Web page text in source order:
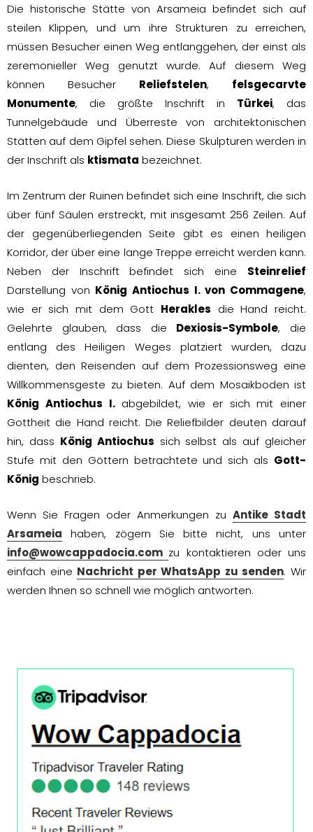
Die historische Stätte von Arsameia befindet sich auf
steilen Klippen, und um ihre Strukturen zu erreichen,
müssen Besucher einen Weg entlanggehen, der einst als
zeremonieller Weg genutzt wurde. Auf diesem Weg
können Besucher Reliefstelen, felsgecarvte
Monumente, die größte Inschrift in Türkei, das
Tunnelgebäude und Überreste von architektonischen
Stätten auf dem Gipfel sehen. Diese Skulpturen werden in
der Inschrift als ktismata bezeichnet.
Im Zentrum der Ruinen befindet sich eine Inschrift, die sich
über fünf Säulen erstreckt, mit insgesamt 256 Zeilen. Auf
der gegenüberliegenden Seite gibt es einen heiligen
Korridor, der über eine lange Treppe erreicht werden kann.
Neben der Inschrift befindet sich eine Steinrelief
Darstellung von König Antiochus I. von Commagene,
wie er sich mit dem Gott Herakles die Hand reicht.
Gelehrte glauben, dass die Dexiosis-Symbole, die
entlang des Heiligen Weges platziert wurden, dazu
dienten, den Reisenden auf dem Prozessionsweg eine
Willkommensgeste zu bieten. Auf dem Mosaikboden ist
König Antiochus I.abgebildet, wie er sich mit einer
Gottheit die Hand reicht. Die Reliefbilder deuten darauf
hin, dass König Antiochus sich selbst als auf gleicher
Stufe mit den Göttern betrachtete und sich als Gott-
König beschrieb.
Wenn Sie Fragen oder Anmerkungen zu Antike Stadt
Arsameia haben, zögern Sie bitte nicht, uns unter
info@wowcappadocia.com zu kontaktieren oder uns
einfach eine Nachricht per WhatsApp zu senden. Wir
werden Ihnen so schnell wie möglich antworten.